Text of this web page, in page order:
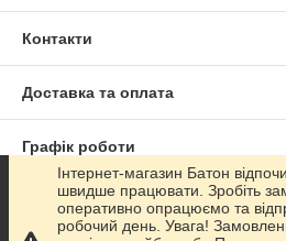
Контакти
Доставка та оплата
Графік роботи
Повна версія сайту
Інтернет-магазин Батон
швидше працювати. Зробіть
оперативно опрацюємо та
робочий день. Увага!